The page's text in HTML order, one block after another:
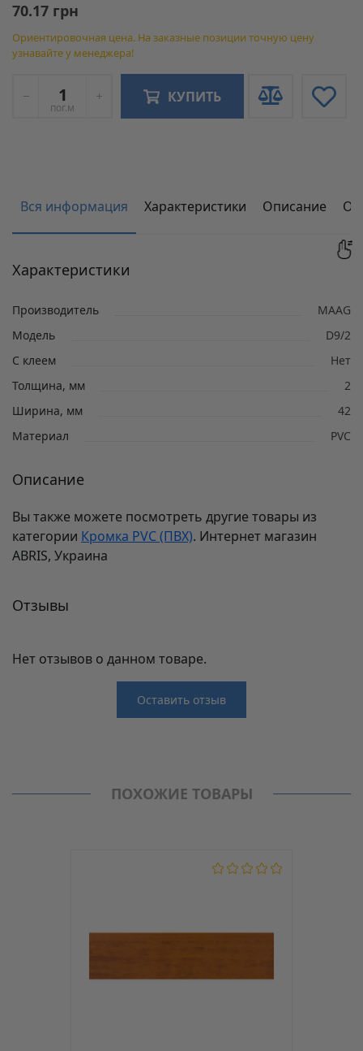
70.17 грн
Ориентировочная цена. На заказные позиции точную цену
узнавайте у менеджера!
пог.м
КУПИТЬ
Вся информация Характеристики Описание
Характеристики
Производитель
MAAG
Модель
D9/2
С клеем
Нет
Толщина, мм
2
Ширина, мм
42
Материал
PVC
Описание
Вы также можете посмотреть другие товары из
категории Кромка PVC (ПВХ). Интернет магазин
ABRIS, Украина
Отзывы
Нет отзывов о данном товаре.
Оставить отзыв
Модель
D9/2
Кромка PVC (ПВХ)
ПОХОЖИЕ ТОВАРЫ